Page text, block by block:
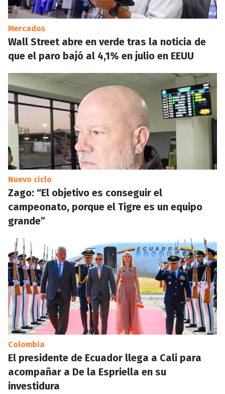
Mercados
Wall Street abre en verde tras la noticia de
que el paro bajó al 4,1% en julio en EEUU
Nuevo ciclo
Zago: “El objetivo es conseguir el
campeonato, porque el Tigre es un equipo
grande”
Colombia
El presidente de Ecuador llega a Cali para
acompañar a De la Espriella en su
investidura